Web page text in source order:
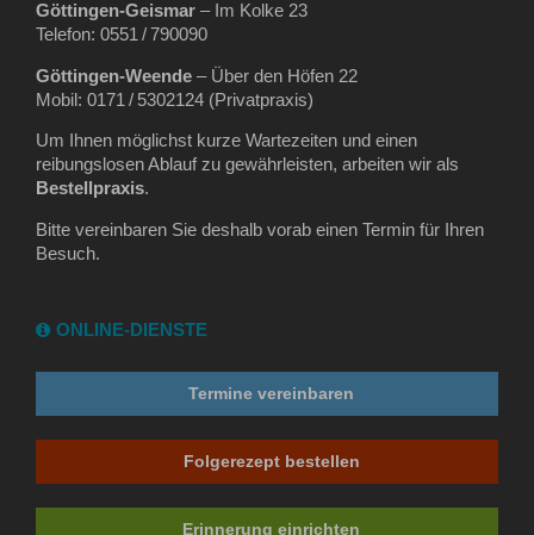
Göttingen‑Geismar – Im Kolke 23
Telefon: 0551 / 790090
Göttingen‑Weende – Über den Höfen 22
Mobil: 0171 / 5302124 (Privatpraxis)
Um Ihnen möglichst kurze Wartezeiten und einen
reibungslosen Ablauf zu gewährleisten, arbeiten wir als
Bestellpraxis.
Bitte vereinbaren Sie deshalb vorab einen Termin für Ihren
Besuch.
ONLINE-DIENSTE
Termine vereinbaren
Folgerezept bestellen
Erinnerung einrichten